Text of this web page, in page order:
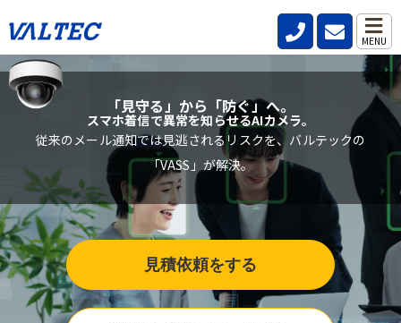
MENU
「見守る」から「防ぐ」へ。
スマホ着信で異常を知らせるAIカメラ。
従来のメール通知では見逃されるリスクを、バルテックの
「VASS」が解決。
見積依頼をする